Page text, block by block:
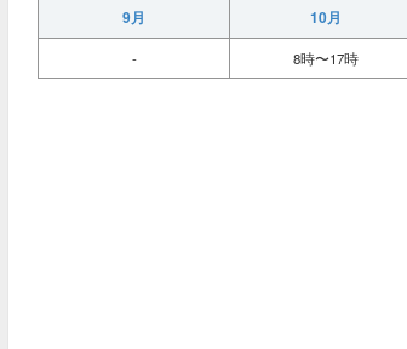
9月 10月
- 8時〜17時